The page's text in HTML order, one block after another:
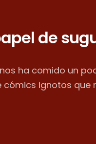
de
ha comido un
cómics ignotos que